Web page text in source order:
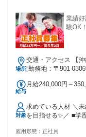
業績
験OK
場所
交通・アクセス 【
車で5分／車通勤OK
[勤務地：〒901-
給与
月給240,000円～
あたり6万円（固定
時間を超えた勤務時間
律手当】 全員に一
額：なし 全員に一律
対象
求めている人材 ＼未経験スタート歓迎✨／ ＼将来はリーダー
を目指せる✨／ ■学歴・知識不問 ■第二新卒・ブランクOK ■
を活かせます！ ～ 歓迎タイプ・志向 ～ ◎将来、センター長
雇用形態： 正社員